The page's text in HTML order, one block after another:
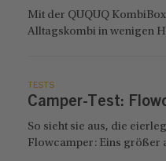
Mit der QUQUQ
Alltagskombi in wenigen
TESTS
Camper-Test:
So sieht sie aus, die
Flowcamper: Eins größer